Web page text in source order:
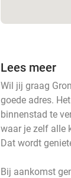
Lees meer
Wil jij graag
goede adres.
binnenstad te
waar je zelf alle
Dat wordt
Bij aankomst